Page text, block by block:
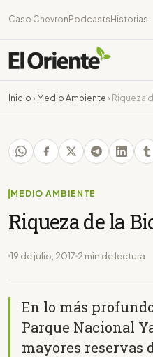
Caso Chevron Podcasts Historias
Inicio › Medio Ambiente › Riqueza
MEDIO AMBIENTE
Riqueza de la
19 de julio, 2017 2 min de lectura
En lo más
Parque Nacional
mayores reservas